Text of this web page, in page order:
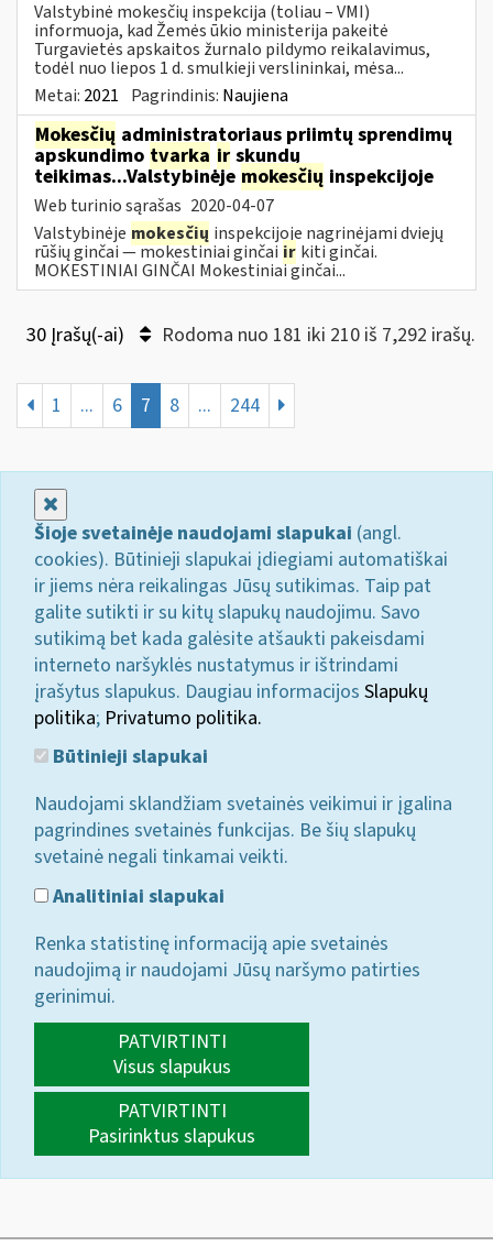
Valstybinė mokesčių inspekcija (toliau – VMI)
informuoja, kad Žemės ūkio ministerija pakeitė
Turgavietės apskaitos žurnalo pildymo reikalavimus,
todėl nuo liepos 1 d. smulkieji verslininkai, mėsa...
Metai: 2021 Pagrindinis: Naujiena
Mokesčių administratoriaus priimtų sprendimų
apskundimo tvarka ir skundų
teikimas...Valstybinėje mokesčių inspekcijoje
Web turinio sąrašas 2020-04-07
Valstybinėje mokesčių inspekcijoje nagrinėjami dviejų
rūšių ginčai — mokestiniai ginčai ir kiti ginčai.
MOKESTINIAI GINČAI Mokestiniai ginčai...
30 Įrašų(-ai) Rodoma nuo 181 iki 210 iš 7,292 irašų.
1 ... 6 7 8 ... 244
Šioje svetainėje naudojami slapukai (angl.
cookies). Būtinieji slapukai įdiegiami automatiškai
ir jiems nėra reikalingas Jūsų sutikimas. Taip pat
galite sutikti ir su kitų slapukų naudojimu. Savo
sutikimą bet kada galėsite atšaukti pakeisdami
interneto naršyklės nustatymus ir ištrindami
įrašytus slapukus. Daugiau informacijos Slapukų
politika; Privatumo politika.
Būtinieji slapukai
Naudojami sklandžiam svetainės veikimui ir įgalina
pagrindines svetainės funkcijas. Be šių slapukų
svetainė negali tinkamai veikti.
Analitiniai slapukai
Renka statistinę informaciją apie svetainės
naudojimą ir naudojami Jūsų naršymo patirties
gerinimui.
PATVIRTINTI
Visus slapukus
PATVIRTINTI
Pasirinktus slapukus